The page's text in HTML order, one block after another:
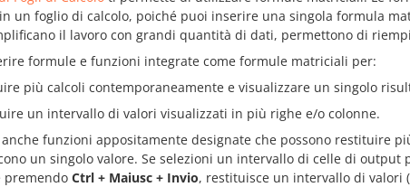
un foglio di calcolo, poiché puoi inserire una singola formula
il lavoro con grandi quantità di dati, permettono di
formule e funzioni integrate come formule matriciali per:
più calcoli contemporaneamente e visualizzare un singolo
un intervallo di valori visualizzati in più righe e/o colonne.
anche funzioni appositamente designate che possono restituire
un singolo valore. Se selezioni un intervallo di celle di
premendo Ctrl + Maiusc + Invio, restituisce un intervallo di